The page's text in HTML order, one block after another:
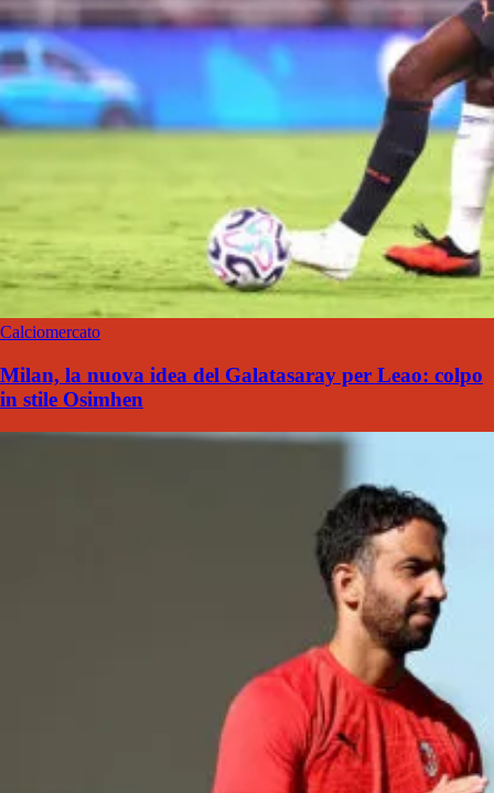
Calciomercato
Milan, la nuova idea del Galatasaray per Leao: colpo
in stile Osimhen